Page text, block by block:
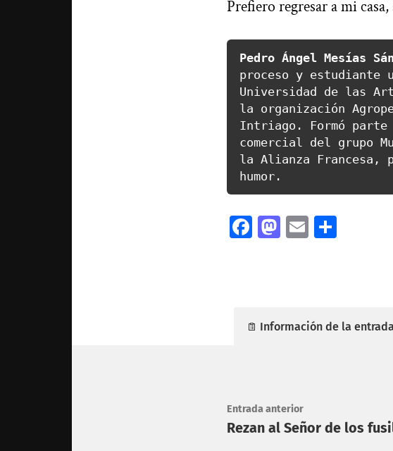
Prefiero regresar a mi
Pedro Ángel Mesías
proceso y
Universidad de las
la organización
Intriago. Formó
comercial del grupo
la Alianza Francesa,
Facebook
Mastodon
Email
Información de la entrada
Entrada anterior
Rezan al Señor de los